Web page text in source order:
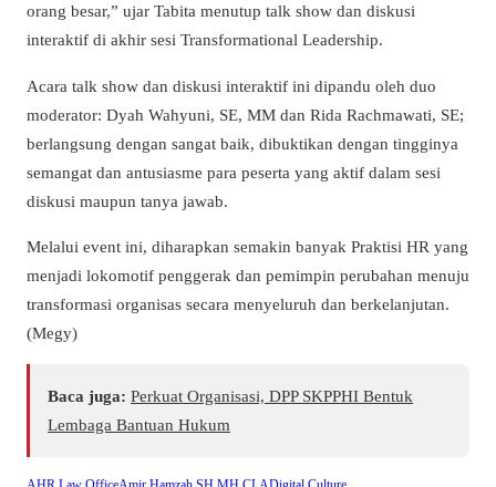
orang besar,” ujar Tabita menutup talk show dan diskusi
interaktif di akhir sesi Transformational Leadership.
Acara talk show dan diskusi interaktif ini dipandu oleh duo
moderator: Dyah Wahyuni, SE, MM dan Rida Rachmawati, SE;
berlangsung dengan sangat baik, dibuktikan dengan tingginya
semangat dan antusiasme para peserta yang aktif dalam sesi
diskusi maupun tanya jawab.
Melalui event ini, diharapkan semakin banyak Praktisi HR yang
menjadi lokomotif penggerak dan pemimpin perubahan menuju
transformasi organisas secara menyeluruh dan berkelanjutan.
(Megy)
Baca juga: Perkuat Organisasi, DPP SKPPHI Bentuk
Lembaga Bantuan Hukum